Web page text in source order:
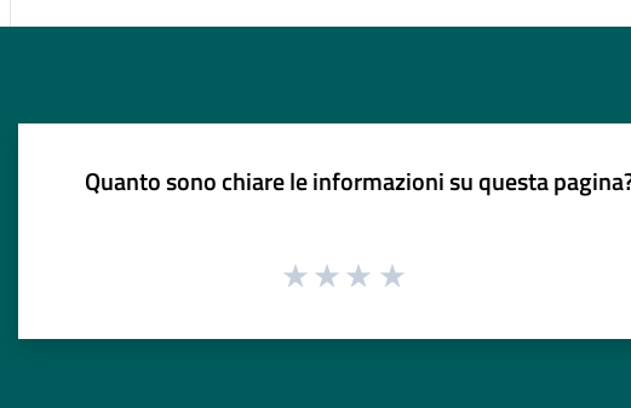
Quanto sono chiare le informazioni su questa